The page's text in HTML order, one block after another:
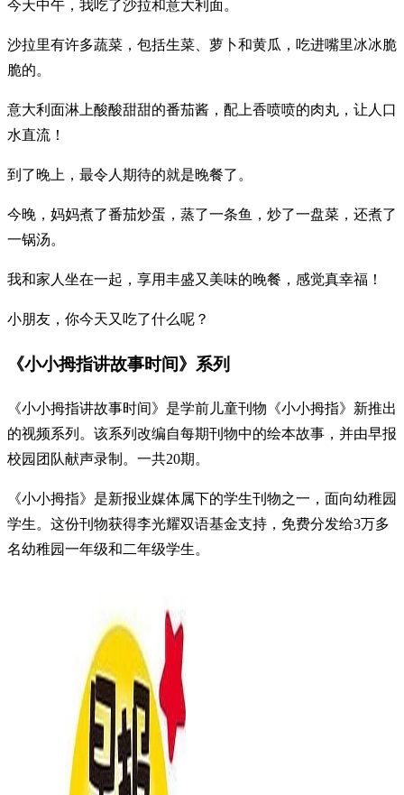
今天中午，我吃了沙拉和意大利面。
沙拉里有许多蔬菜，包括生菜、萝卜和黄瓜，吃进嘴里冰冰脆
脆的。
意大利面淋上酸酸甜甜的番茄酱，配上香喷喷的肉丸，让人口
水直流！
到了晚上，最令人期待的就是晚餐了。
今晚，妈妈煮了番茄炒蛋，蒸了一条鱼，炒了一盘菜，还煮了
一锅汤。
我和家人坐在一起，享用丰盛又美味的晚餐，感觉真幸福！
小朋友，你今天又吃了什么呢？
《小小拇指讲故事时间》系列
《小小拇指讲故事时间》是学前儿童刊物《小小拇指》新推出
的视频系列。该系列改编自每期刊物中的绘本故事，并由早报
校园团队献声录制。一共20期。
《小小拇指》是新报业媒体属下的学生刊物之一，面向幼稚园
学生。这份刊物获得李光耀双语基金支持，免费分发给3万多
名幼稚园一年级和二年级学生。